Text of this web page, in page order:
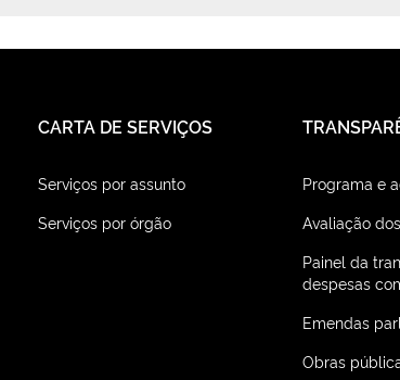
CARTA DE SERVIÇOS
Serviços por assunto
Serviços por órgão
Programa e
Avaliação
Painel da
despesas
Emendas
Obras